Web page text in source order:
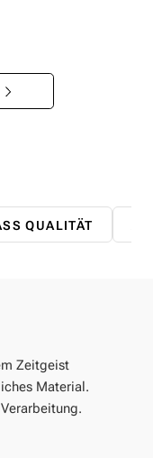
QUALITÄT
Zeitgeist
Material.